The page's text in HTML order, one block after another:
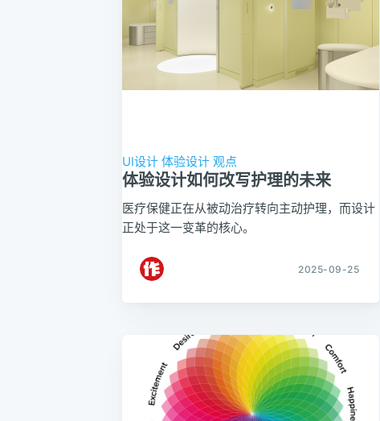
UI设计 体验设计 观点
体验设计如何改写护理的未来
医疗保健正在从被动治疗转向主动护理，而设计
正处于这一变革的核心。
2025-09-25